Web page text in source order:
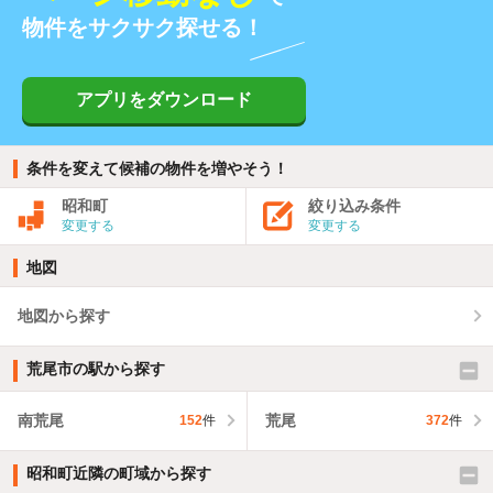
物件をサクサク探せる！
アプリをダウンロード
条件を変えて候補の物件を増やそう！
昭和町
変更する
絞り込み条件
変更する
地図
地図から探す
荒尾市の駅から探す
南荒尾 152件 荒尾 372件
昭和町近隣の町域から探す